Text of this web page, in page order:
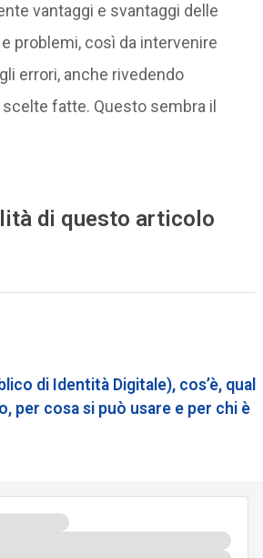
vantaggi e svantaggi delle
problemi, così da intervenire
errori, anche rivedendo
fatte. Questo sembra il
di questo articolo
di Identità Digitale), cos’è, qual
per cosa si può usare e per chi è